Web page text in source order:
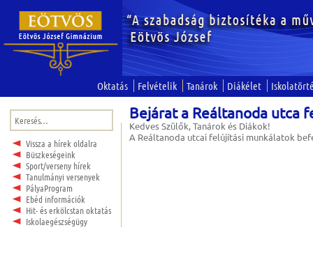
Oktatás Felvételik Tanárok Diákélet
Keresés:
Vissza a hírek oldalra
Büszkeségeink
Sport/verseny hírek
Tanulmányi versenyek
PályaProgram
Ebéd információk
Hit- és erkölcstan oktatás
Iskolaegészségügy
Bejárat a Reáltanoda utca
Kedves Szülők, Tanárok és Diákok!
A Reáltanoda utcai felújítási munkálatok